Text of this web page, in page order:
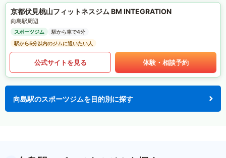
京都伏見桃山フィットネスジム BM INTEGRATION
向島駅周辺
スポーツジム
駅から車で4分
駅から5分以内のジムに通いたい人
公式サイトを見る 体験・相談予約
向島駅のスポーツジムを目的別に探す